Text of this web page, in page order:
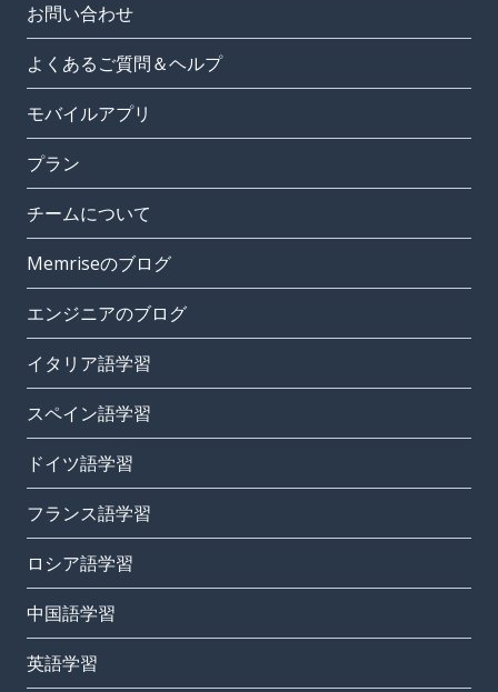
お問い合わせ
よくあるご質問＆ヘルプ
モバイルアプリ
プラン
チームについて
Memriseのブログ
エンジニアのブログ
イタリア語学習
スペイン語学習
ドイツ語学習
フランス語学習
ロシア語学習
中国語学習
英語学習